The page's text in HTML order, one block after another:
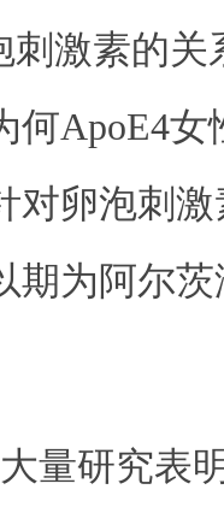
刺激素的
何ApoE4
对卵泡刺
期为阿尔
研究表明